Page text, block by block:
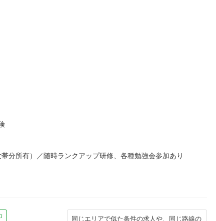
分所有）／随時ランクアップ研修、各種勉強会参加あり
同じエリアで似た条件の求人や、同じ路線の